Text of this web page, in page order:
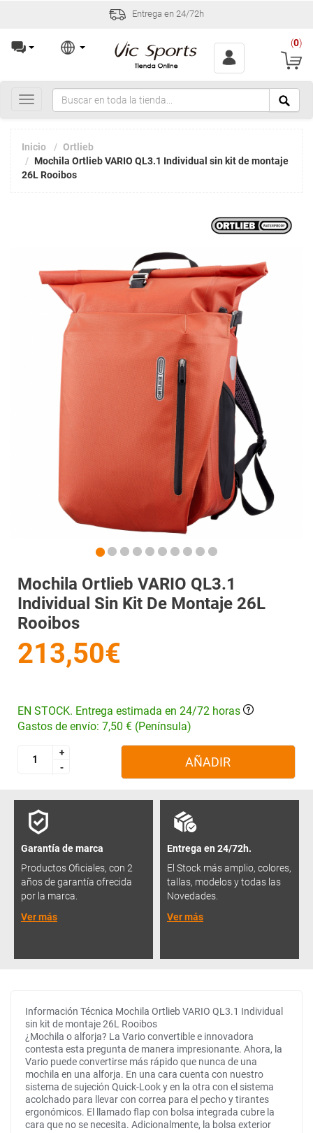
Entrega en 24/72h
(0)
Toggle
navigation
Inicio
Ortlieb
Mochila Ortlieb VARIO QL3.1 Individual sin kit de montaje
26L Rooibos
Mochila Ortlieb VARIO QL3.1
Individual Sin Kit De Montaje 26L
Rooibos
213,50€
EN STOCK. Entrega estimada en 24/72 horas
Gastos de envío: 7,50 € (Península)
+
-
+
-
AÑADIR
Garantía de marca
Productos Oficiales, con 2
años de garantía ofrecida
por la marca.
Ver más
Entrega en 24/72h.
El Stock más amplio, colores,
tallas, modelos y todas las
Novedades.
Ver más
Información Técnica Mochila Ortlieb VARIO QL3.1 Individual
sin kit de montaje 26L Rooibos
¿Mochila o alforja? La Vario convertible e innovadora
contesta esta pregunta de manera impresionante. Ahora, la
Vario puede convertirse más rápido que nunca de una
mochila en una alforja. En una cara cuenta con nuestro
sistema de sujeción Quick-Look y en la otra con el sistema
acolchado para llevar con correa para el pecho y tirantes
ergonómicos. El llamado flap con bolsa integrada cubre la
cara que no se necesita. Adicionalmente, la bolsa exterior